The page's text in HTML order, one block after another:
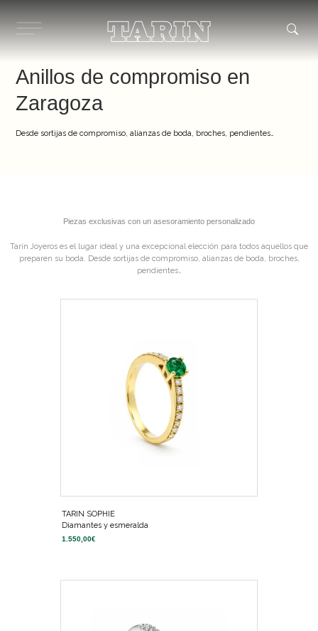
contenido
Anillos de compromiso en
Zaragoza
Desde sortijas de compromiso, alianzas de boda, broches, pendientes…
Piezas exclusivas con un asesoramiento personalizado
Tarín Joyeros es el lugar ideal y una excepcional elección para todos aquellos que
preparen su boda. Desde sortijas de compromiso, alianzas de boda, broches,
pendientes…
TARIN SOPHIE
Diamantes y esmeralda
1.550,00€